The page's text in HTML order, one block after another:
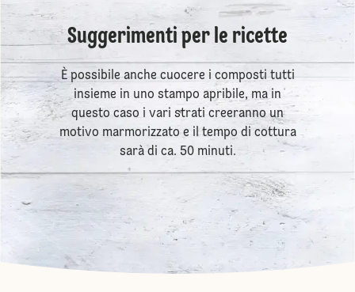
Suggerimenti per le ricette
È possibile anche cuocere i composti tutti
insieme in uno stampo apribile, ma in
questo caso i vari strati creeranno un
motivo marmorizzato e il tempo di cottura
sarà di ca. 50 minuti.